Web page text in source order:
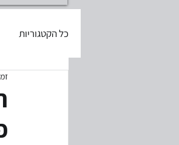
כל הקטגוריות
בודק שכר
תוכנית